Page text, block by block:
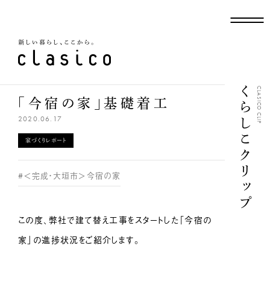
くらしこクリップCLASICO CLIP
「今宿の家」基礎着工
2020.06.17
家づくりレポート
#＜完成・大垣市＞今宿の家
この度、弊社で建て替え工事をスタートした「今宿の
家」の進捗状況をご紹介します。